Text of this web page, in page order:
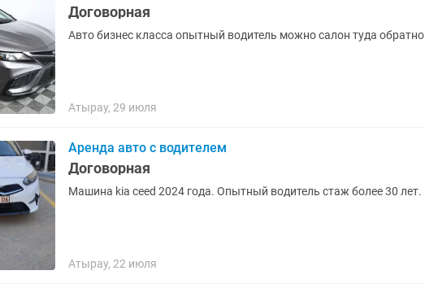
Договорная
Авто бизнес класса опытный водитель можно салон туда обратно
Атырау, 29 июля
Аренда авто с водителем
Договорная
Машина kia ceed 2024 года. Опытный водитель стаж более 30 лет.
Атырау, 22 июля